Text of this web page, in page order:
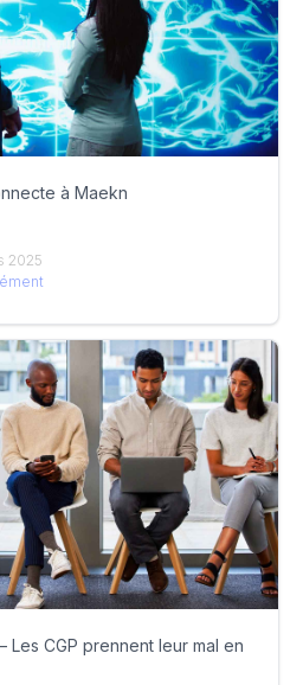
à Maekn
2025
Les CGP prennent leur mal en